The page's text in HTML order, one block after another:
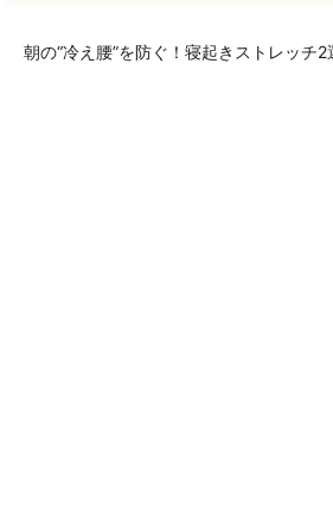
朝の“冷え腰”を防ぐ！寝起きストレッチ2